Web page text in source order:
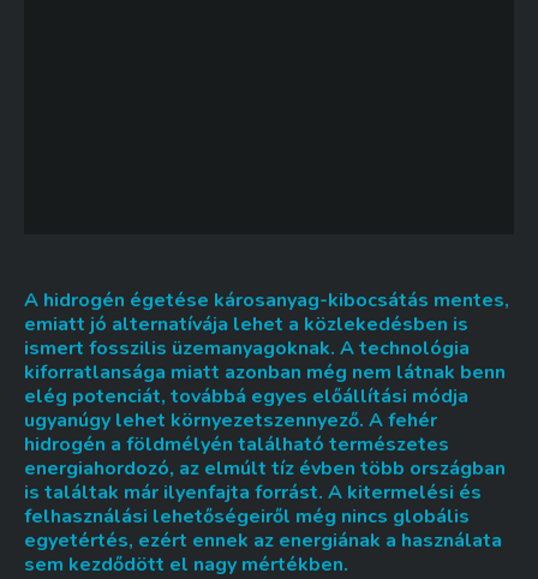
A hidrogén égetése károsanyag-kibocsátás mentes,
emiatt jó alternatívája lehet a közlekedésben is
ismert fosszilis üzemanyagoknak. A technológia
kiforratlansága miatt azonban még nem látnak benn
elég potenciát, továbbá egyes előállítási módja
ugyanúgy lehet környezetszennyező. A fehér
hidrogén a földmélyén található természetes
energiahordozó, az elmúlt tíz évben több országban
is találtak már ilyenfajta forrást. A kitermelési és
felhasználási lehetőségeiről még nincs globális
egyetértés, ezért ennek az energiának a használata
sem kezdődött el nagy mértékben.